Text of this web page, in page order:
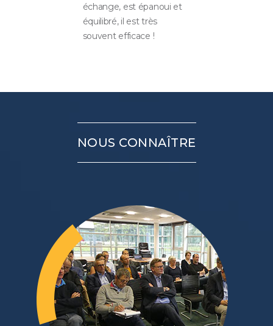
échange, est épanoui et
équilibré, il est très
souvent efficace !
NOUS CONNAÎTRE